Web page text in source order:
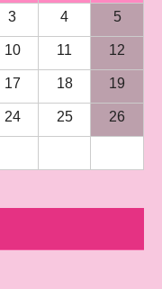
3 4 5
10 11 12
17 18 19
24 25 26